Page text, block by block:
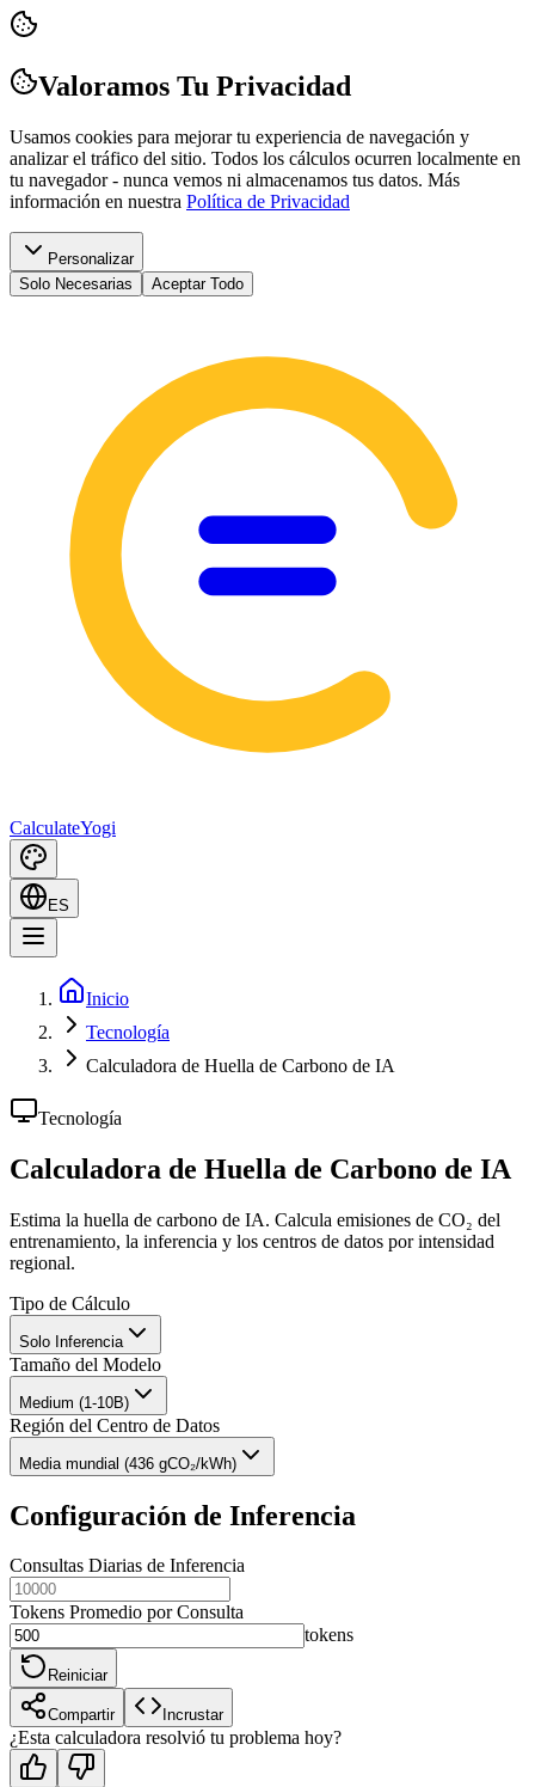
Valoramos Tu Privacidad
Usamos cookies para mejorar tu experiencia de navegación y
analizar el tráfico del sitio. Todos los cálculos ocurren localmente en
tu navegador - nunca vemos ni almacenamos tus datos. Más
información en nuestra Política de Privacidad
Personalizar
Solo Necesarias
Aceptar Todo
CalculateYogi
ES
Inicio
Tecnología
Calculadora de Huella de Carbono de IA
Tecnología
Calculadora de Huella de Carbono de IA
Estima la huella de carbono de IA. Calcula emisiones de CO₂ del
entrenamiento, la inferencia y los centros de datos por intensidad
regional.
Tipo de Cálculo
Solo Inferencia
Tamaño del Modelo
Medium (1-10B)
Región del Centro de Datos
Media mundial (436 gCO₂/kWh)
Configuración de Inferencia
Consultas Diarias de Inferencia
Tokens Promedio por Consulta
tokens
Reiniciar
Compartir Incrustar
¿Esta calculadora resolvió tu problema hoy?